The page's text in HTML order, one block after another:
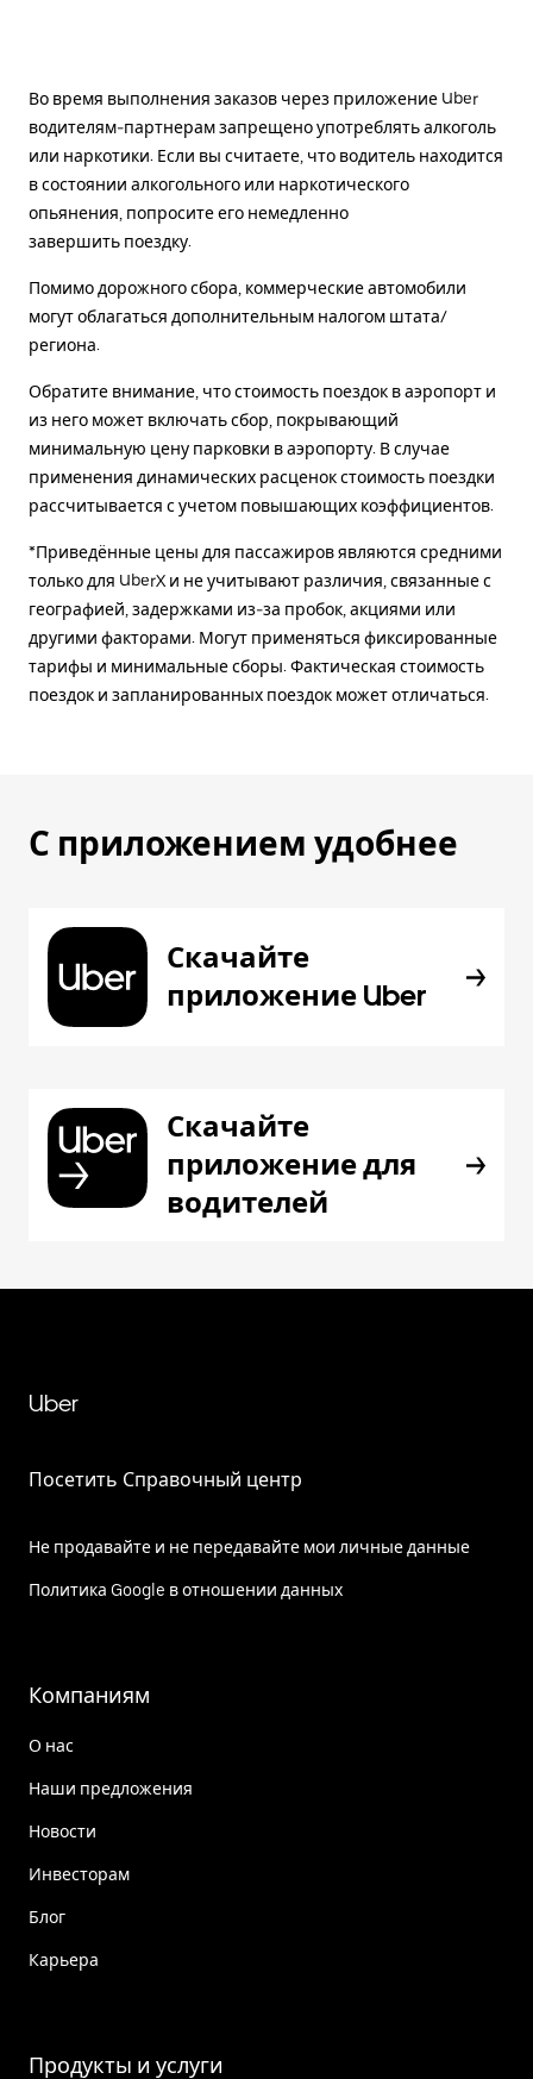
Во время выполнения заказов через приложение Uber
водителям-партнерам запрещено употреблять алкоголь
или наркотики. Если вы считаете, что водитель находится
в состоянии алкогольного или наркотического
опьянения, попросите его немедленно
завершить поездку.
Помимо дорожного сбора, коммерческие автомобили
могут облагаться дополнительным налогом штата/
региона.
Обратите внимание, что стоимость поездок в аэропорт и
из него может включать сбор, покрывающий
минимальную цену парковки в аэропорту. В случае
применения динамических расценок стоимость поездки
рассчитывается с учетом повышающих коэффициентов.
*Приведённые цены для пассажиров являются средними
только для UberX и не учитывают различия, связанные с
географией, задержками из-за пробок, акциями или
другими факторами. Могут применяться фиксированные
тарифы и минимальные сборы. Фактическая стоимость
поездок и запланированных поездок может отличаться.
С приложением удобнее
Скачайте
приложение Uber
Скачайте
приложение для
водителей
Uber
Посетить Справочный центр
Не продавайте и не передавайте мои личные данные
Политика Google в отношении данных
Компаниям
О нас
Наши предложения
Новости
Инвесторам
Блог
Карьера
Продукты и услуги